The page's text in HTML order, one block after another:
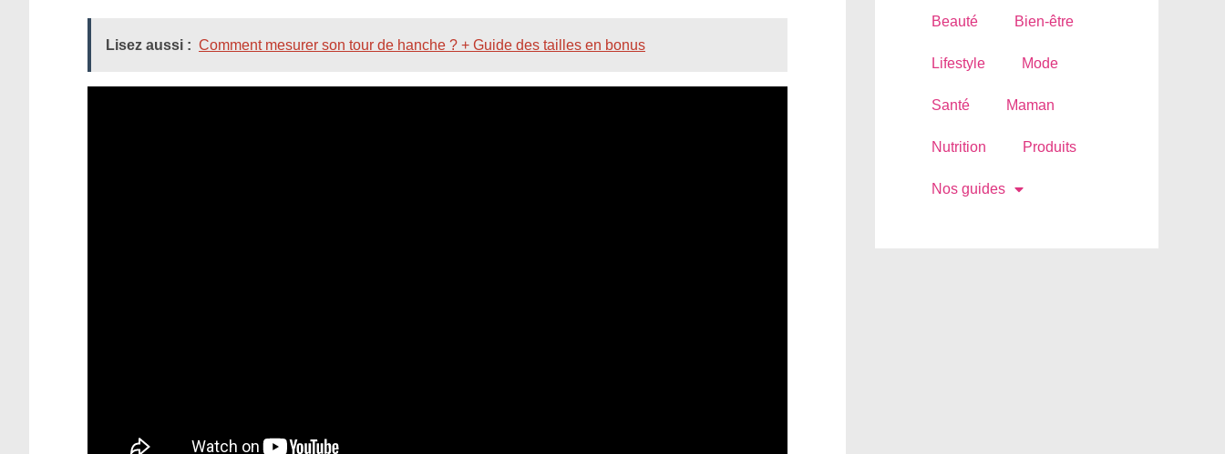
Lisez aussi : Comment mesurer son tour de hanche ? + Guide des tailles en bonus
Beauté Bien-être
Lifestyle Mode
Santé Maman
Nutrition Produits
Nos guides